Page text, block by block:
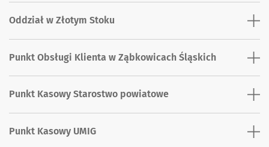
Oddział w Złotym Stoku
Punkt Obsługi Klienta w Ząbkowicach Śląskich
Punkt Kasowy Starostwo powiatowe
Punkt Kasowy UMIG